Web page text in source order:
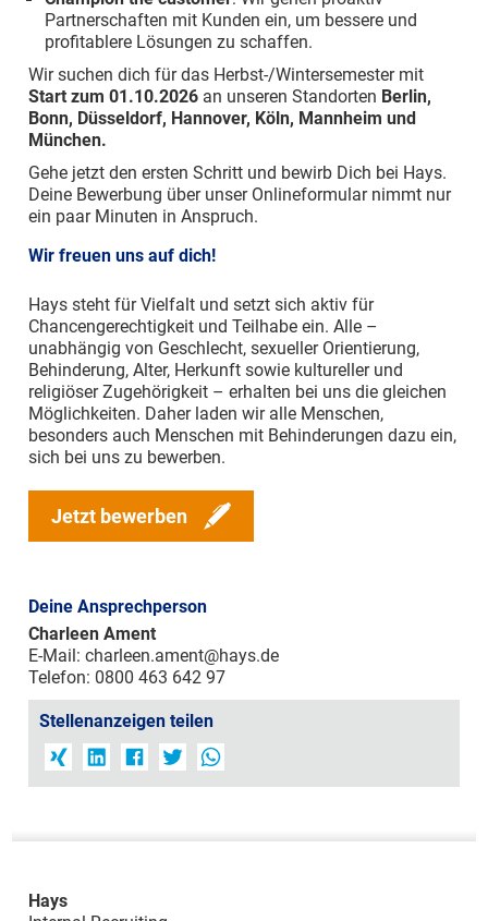
Partnerschaften mit Kunden ein, um bessere und
profitablere Lösungen zu schaffen.
Wir suchen dich für das Herbst-/Wintersemester mit
Start zum 01.10.2026 an unseren Standorten Berlin,
Bonn, Düsseldorf, Hannover, Köln, Mannheim und
München.
Gehe jetzt den ersten Schritt und bewirb Dich bei Hays.
Deine Bewerbung über unser Onlineformular nimmt nur
ein paar Minuten in Anspruch.
Wir freuen uns auf dich!
Hays steht für Vielfalt und setzt sich aktiv für
Chancengerechtigkeit und Teilhabe ein. Alle –
unabhängig von Geschlecht, sexueller Orientierung,
Behinderung, Alter, Herkunft sowie kultureller und
religiöser Zugehörigkeit – erhalten bei uns die gleichen
Möglichkeiten. Daher laden wir alle Menschen,
besonders auch Menschen mit Behinderungen dazu ein,
sich bei uns zu bewerben.
Jetzt bewerben
Deine Ansprechperson
Charleen Ament
E-Mail: charleen.ament@hays.de
Telefon: 0800 463 642 97
Stellenanzeigen teilen
Hays